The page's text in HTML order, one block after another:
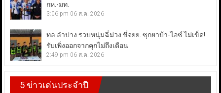
กห.-มท.
3:06 pm 06 ส.ค. 2026
ทล.ลำปาง รวบหนุ่มฉี่ม่วง ขี่จยย. ซุกยาบ้า-ไอซ์ ไม่เข็ด!
รับเพิ่งออกจากคุกไม่ถึงเดือน
2:49 pm 06 ส.ค. 2026
5 ข่าวเด่นประจำปี